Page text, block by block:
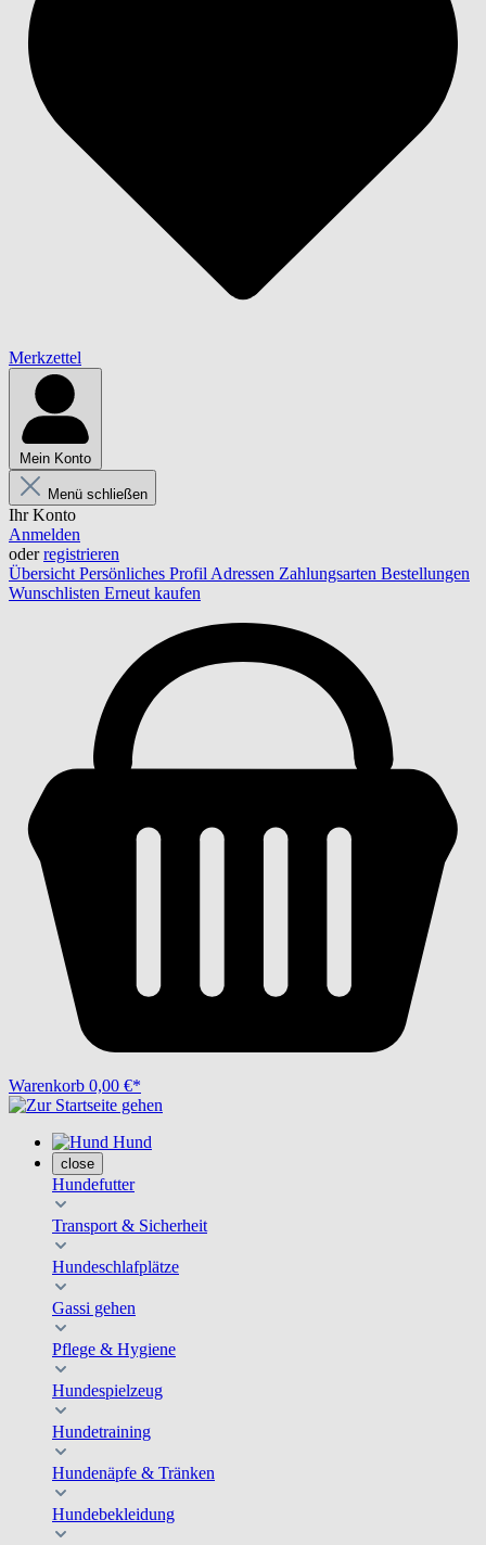
Merkzettel
Mein Konto
Menü schließen
Ihr Konto
Anmelden
oderregistrieren
Übersicht Persönliches Profil Adressen Zahlungsarten Bestellungen
Wunschlisten Erneut kaufen
Warenkorb 0,00 €*
Hund
close
Hundefutter
Transport & Sicherheit
Hundeschlafplätze
Gassi gehen
Pflege & Hygiene
Hundespielzeug
Hundetraining
Hundenäpfe & Tränken
Hundebekleidung